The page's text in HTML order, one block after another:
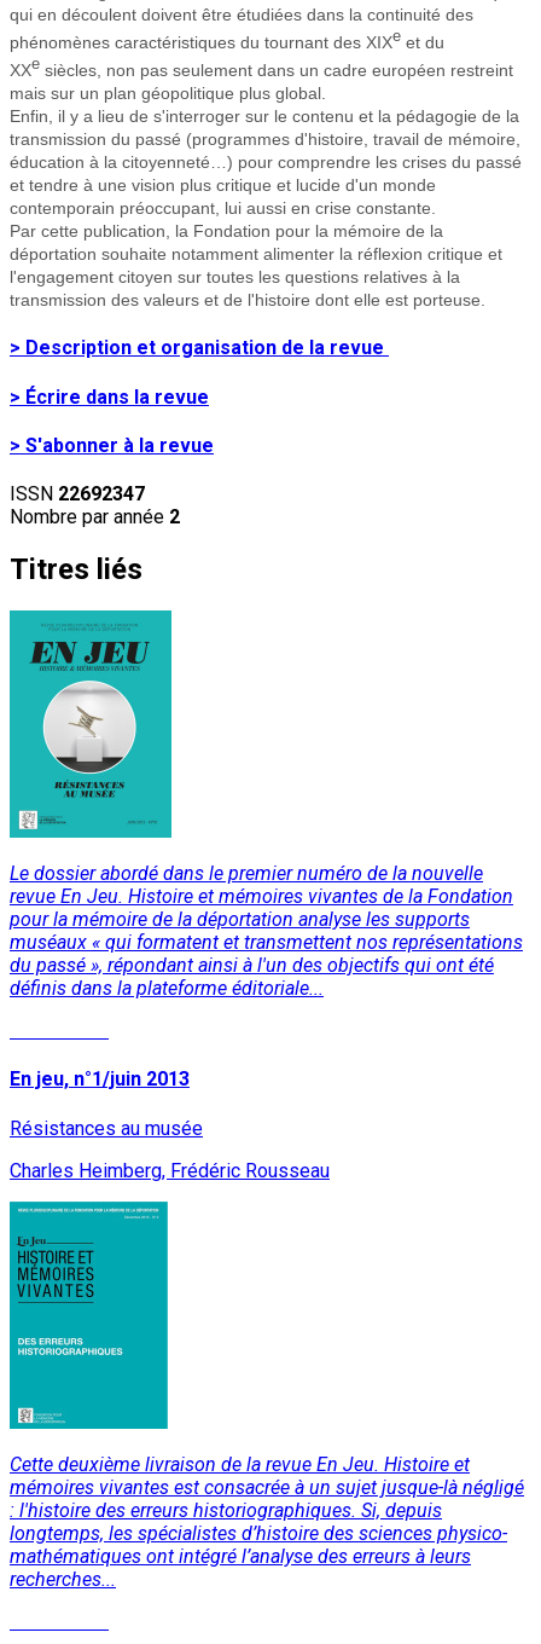
qui en découlent doivent être étudiées dans la continuité des
phénomènes caractéristiques du tournant des XIXe et du
XXe siècles, non pas seulement dans un cadre européen restreint
mais sur un plan géopolitique plus global.
Enfin, il y a lieu de s'interroger sur le contenu et la pédagogie de la
transmission du passé (programmes d'histoire, travail de mémoire,
éducation à la citoyenneté…) pour comprendre les crises du passé
et tendre à une vision plus critique et lucide d'un monde
contemporain préoccupant, lui aussi en crise constante.
Par cette publication, la Fondation pour la mémoire de la
déportation souhaite notamment alimenter la réflexion critique et
l'engagement citoyen sur toutes les questions relatives à la
transmission des valeurs et de l'histoire dont elle est porteuse.
> Description et organisation de la revue
> Écrire dans la revue
> S'abonner à la revue
ISSN 22692347
Nombre par année 2
Titres liés
Le dossier abordé dans le premier numéro de la nouvelle
revue En Jeu. Histoire et mémoires vivantes de la Fondation
pour la mémoire de la déportation analyse les supports
muséaux « qui formatent et transmettent nos représentations
du passé », répondant ainsi à l'un des objectifs qui ont été
définis dans la plateforme éditoriale...
En jeu, n°1/juin 2013
Résistances au musée
Charles Heimberg, Frédéric Rousseau
Cette deuxième livraison de la revue En Jeu. Histoire et
mémoires vivantes est consacrée à un sujet jusque-là négligé
: l'histoire des erreurs historiographiques. Si, depuis
longtemps, les spécialistes d’histoire des sciences physico-
mathématiques ont intégré l’analyse des erreurs à leurs
recherches...